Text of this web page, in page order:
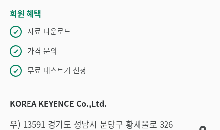
회원 혜택
자료 다운로드
가격 문의
무료 테스트기 신청
KOREA KEYENCE Co.,Ltd.
우) 13591 경기도 성남시 분당구 황새울로 326